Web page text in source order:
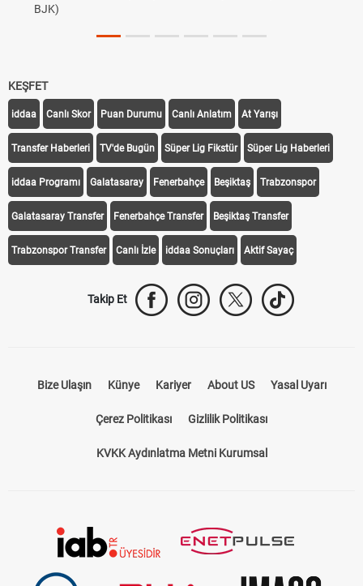
BJK)
KEŞFET
iddaa Canlı Skor Puan Durumu Canlı Anlatım At Yarışı
Transfer Haberleri TV'de Bugün Süper Lig Fikstür Süper Lig Haberleri
iddaa Programı Galatasaray Fenerbahçe Beşiktaş Trabzonspor
Galatasaray Transfer Fenerbahçe Transfer Beşiktaş Transfer
Trabzonspor Transfer Canlı İzle iddaa Sonuçları Aktif Sayaç
Takip Et
Bize Ulaşın Künye Kariyer About US Yasal Uyarı
Çerez Politikası Gizlilik Politikası
KVKK Aydınlatma Metni Kurumsal